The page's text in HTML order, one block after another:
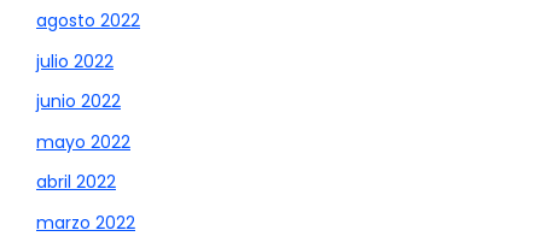
agosto 2022
julio 2022
junio 2022
mayo 2022
abril 2022
marzo 2022